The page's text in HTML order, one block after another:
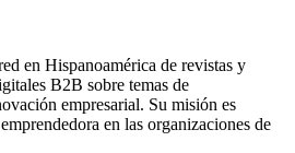
en Hispanoamérica de revistas y
B2B sobre temas de
empresarial. Su misión es
en las organizaciones de